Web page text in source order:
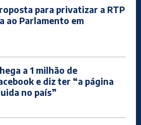
para privatizar a RTP
ao Parlamento em
a 1 milhão de
e diz ter “a página
no país”